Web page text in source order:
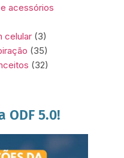
acessórios
celular (3)
(35)
(32)
ODF 5.0!